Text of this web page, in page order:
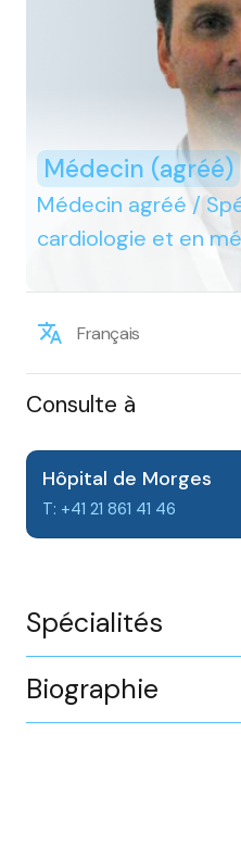
Médecin (agréé)
Médecin agréé /
cardiologie et en
Français
Consulte à
Hôpital de Morges
T: +41 21 861 41 46
Spécialités
Biographie